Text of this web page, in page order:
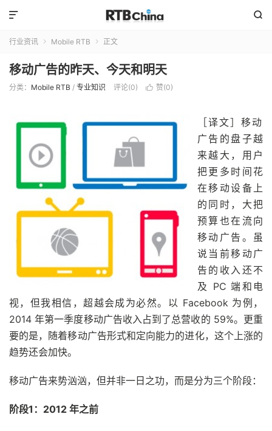


行业资讯  Mobile RTB  正文
移动广告的昨天、今天和明天
分类： Mobile RTB / 专业知识 评论(0)  赞(0)
［译文］ 移动
广告的盘子越
来越大，用户
把更多时间花
在移动设备上
的同时，大把
预算也在流向
移动广告。虽
说当前移动广
告的收入还不
及 PC 端和电
视，但我相信，超越会成为必然。以 Facebook 为例，
2014 年第一季度移动广告收入占到了总营收的 59%。更重
要的是，随着移动广告形式和定向能力的进化，这个上涨的
趋势还会加快。
移动广告来势汹汹，但并非一日之功，而是分为三个阶段：
阶段1：2012 年之前